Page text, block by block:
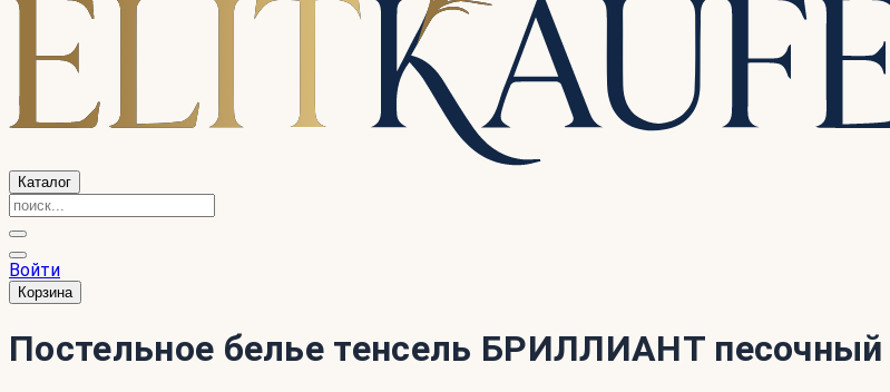
Каталог
Войти
Корзина
Постельное белье тенсель БРИЛЛИАНТ песочный